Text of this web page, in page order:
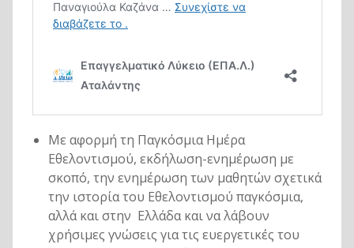
Με αφορμή τη Παγκόσμια Ημέρα
Εθελοντισμού, εκδήλωση-ενημέρωση με
σκοπό, την ενημέρωση των μαθητών σχετικά
την ιστορία του Εθελοντισμού παγκόσμια,
αλλά και στην Ελλάδα και να λάβουν
χρήσιμες γνώσεις για τις ευεργετικές του